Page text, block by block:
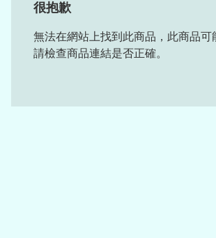
很抱歉
無法在網站上找到此商品，此商品可
請檢查商品連結是否正確。